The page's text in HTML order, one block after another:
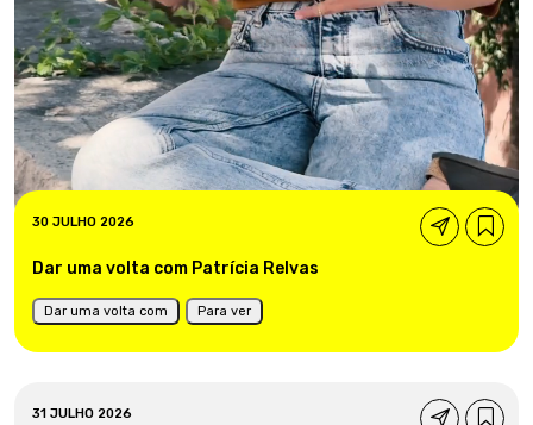
30 JULHO 2026
Dar uma volta com Patrícia Relvas
Dar uma volta com Para ver
31 JULHO 2026